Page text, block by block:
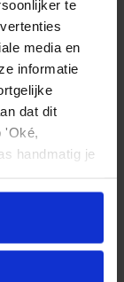
te
media en
informatie
dat dit
handmatig je
//